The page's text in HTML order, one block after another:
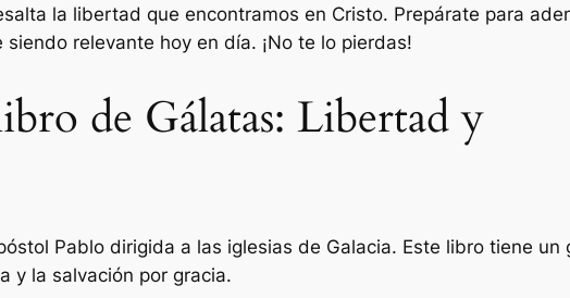
la libertad que encontramos en Cristo. Prepárate para
relevante hoy en día. ¡No te lo pierdas!
de Gálatas: Libertad y
Pablo dirigida a las iglesias de Galacia. Este libro tiene un
y la salvación por gracia.